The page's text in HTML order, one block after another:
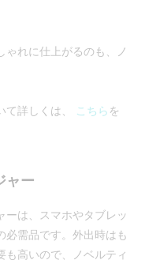
ゃれに仕上がるのも、ノ
て詳しくは、 こちら を
ャー
ーは、スマホやタブレッ
必需品です。外出時はも
も高いので、ノベルティ